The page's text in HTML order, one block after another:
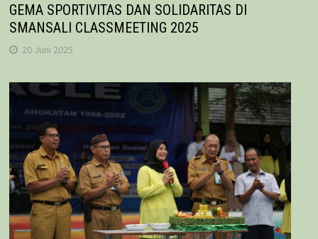
GEMA SPORTIVITAS DAN SOLIDARITAS DI
SMANSALI CLASSMEETING 2025
20 Juni 2025